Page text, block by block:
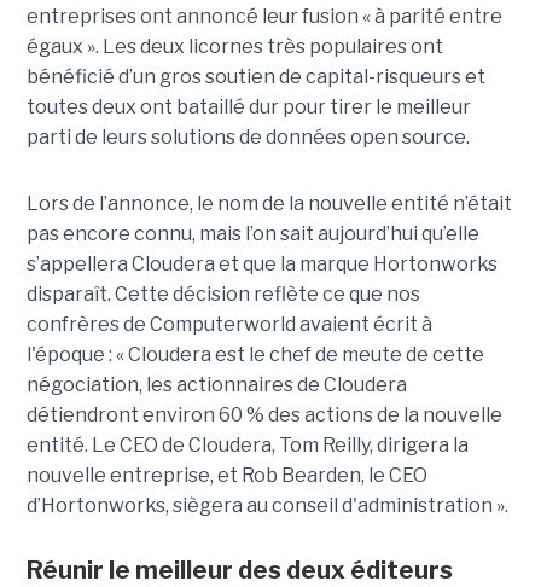
entreprises ont annoncé leur fusion « à parité entre
égaux ». Les deux licornes très populaires ont
bénéficié d’un gros soutien de capital-risqueurs et
toutes deux ont bataillé dur pour tirer le meilleur
parti de leurs solutions de données open source.
Lors de l’annonce, le nom de la nouvelle entité n’était
pas encore connu, mais l’on sait aujourd’hui qu’elle
s’appellera Cloudera et que la marque Hortonworks
disparaît. Cette décision reflète ce que nos
confrères de Computerworld avaient écrit à
l'époque : « Cloudera est le chef de meute de cette
négociation, les actionnaires de Cloudera
détiendront environ 60 % des actions de la nouvelle
entité. Le CEO de Cloudera, Tom Reilly, dirigera la
nouvelle entreprise, et Rob Bearden, le CEO
d’Hortonworks, siègera au conseil d'administration ».
Réunir le meilleur des deux éditeurs